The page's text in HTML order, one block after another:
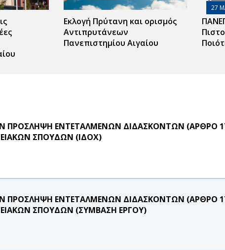
Εκλογή Πρύτανη και ορισμός
Αντιπρυτάνεων
Πανεπιστημίου Αιγαίου
27
ΠΡΟΣΛΗΨΗ ΕΝΤΕΤΑΛΜΕΝΩΝ ΔΙΔΑΣΚΟΝΤΩΝ (ΑΡΘΡΟ
ΣΠΟΥΔΩΝ (ΙΔΟΧ)
ΠΡΟΣΛΗΨΗ ΕΝΤΕΤΑΛΜΕΝΩΝ ΔΙΔΑΣΚΟΝΤΩΝ (ΑΡΘΡΟ
ΣΠΟΥΔΩΝ (ΣΥΜΒΑΣΗ ΕΡΓΟΥ)